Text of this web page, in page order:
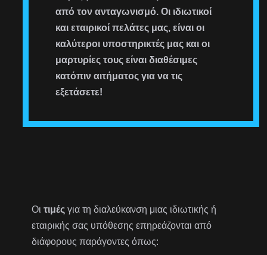
από τον ανταγωνισμό. Οι ιδιωτικοί
και εταιρικοί πελάτες μας, είναι οι
καλύτεροι υποστηρικτές μας και οι
μαρτυρίες τους είναι διαθέσιμες
κατόπιν αιτήματος για να τις
εξετάσετε!
Οιτιμές για τη διαλεύκανση μιας ιδιωτικής ή
εταιρικής σας υπόθεσης επηρεάζονται από
διάφορους παράγοντες όπως: